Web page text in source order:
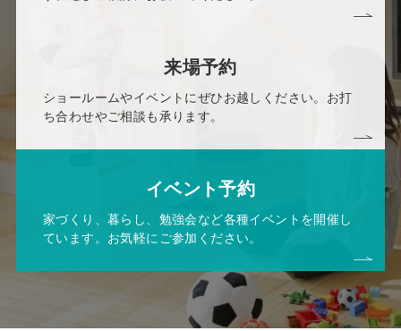
来場予約
ショールームやイベントにぜひお越しください。お打
ち合わせやご相談も承ります。
イベント予約
家づくり、暮らし、勉強会など各種イベントを開催し
ています。お気軽にご参加ください。